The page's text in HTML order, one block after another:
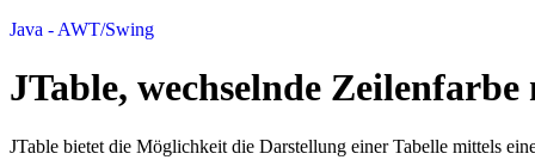
Java - AWT/Swing
JTable, wechselnde
JTable bietet die Möglichkeit die Darstellung einer Tabelle mittels